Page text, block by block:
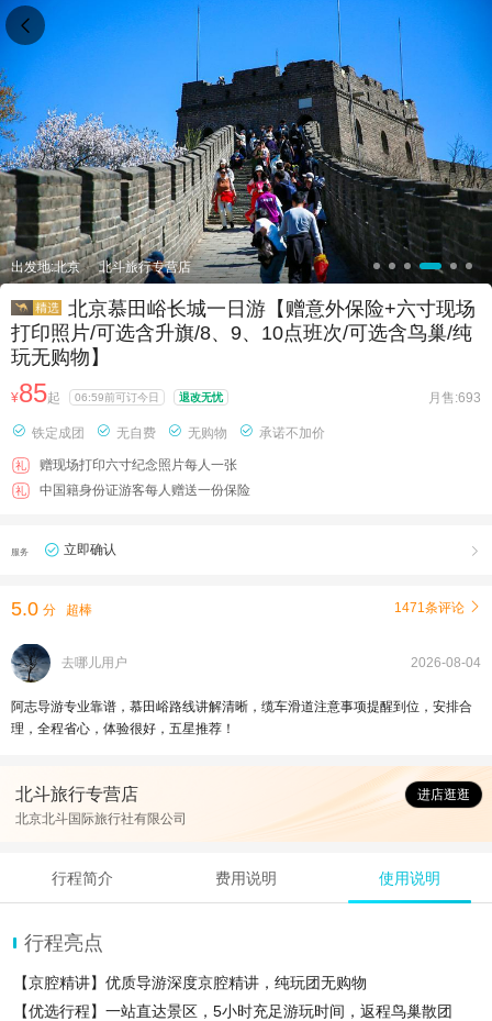
出发地:北京 北斗旅行专营店
北京慕田峪长城一日游【赠意外保险+六寸现场
打印照片/可选含升旗/8、9、10点班次/可选含鸟巢/纯
玩无购物】
¥85起 06:59前可订今日 退改无忧 月售:693
 铁定成团  无自费  无购物  承诺不加价
礼 赠现场打印六寸纪念照片每人一张
礼 中国籍身份证游客每人赠送一份保险
服务 立即确认 
5.0 分 超棒 1471条评论 
去哪儿用户 2026-08-04
阿志导游专业靠谱，慕田峪路线讲解清晰，缆车滑道注意事项提醒到位，安排合
理，全程省心，体验很好，五星推荐！
北斗旅行专营店
进店逛逛
北京北斗国际旅行社有限公司
行程简介 费用说明 使用说明
行程亮点
【京腔精讲】优质导游深度京腔精讲，纯玩团无购物
【优选行程】一站直达景区，5小时充足游玩时间，返程鸟巢散团
